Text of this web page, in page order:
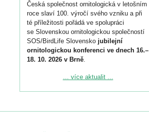
Česká společnost ornitologická v letošním
roce slaví 100. výročí svého vzniku a při
té příležitosti pořádá ve spolupráci
se Slovenskou ornitologickou společností
SOS/BirdLife Slovensko jubilejní
ornitologickou konferenci ve dnech 16.–
18. 10. 2026 v Brně.
Podrobnější informace ke konferenci
Registrovat se můžete do 6. září.
... více aktualit ...